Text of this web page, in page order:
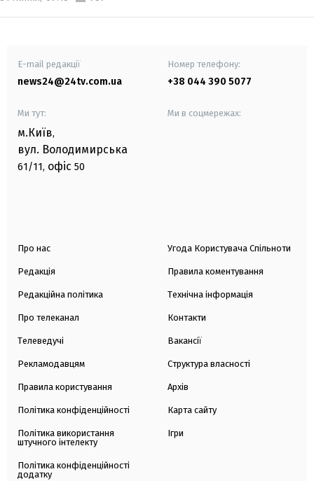
E-mail редакції
news24@24tv.com.ua
Номер телефону:
+38 044 390 5077
Ми тут:
м.Київ,
вул. Володимирська
61/11, офіс 50
Ми в соцмережах:
Про нас
Редакція
Редакційна політика
Про телеканал
Телеведучі
Рекламодавцям
Правила користування
Політика конфіденційності
Політика використання
штучного інтелекту
Політика конфіденційності
додатку
Угода Користувача Спільноти
Правила коментування
Технічна інформація
Контакти
Вакансії
Структура власності
Архів
Карта сайту
Ігри